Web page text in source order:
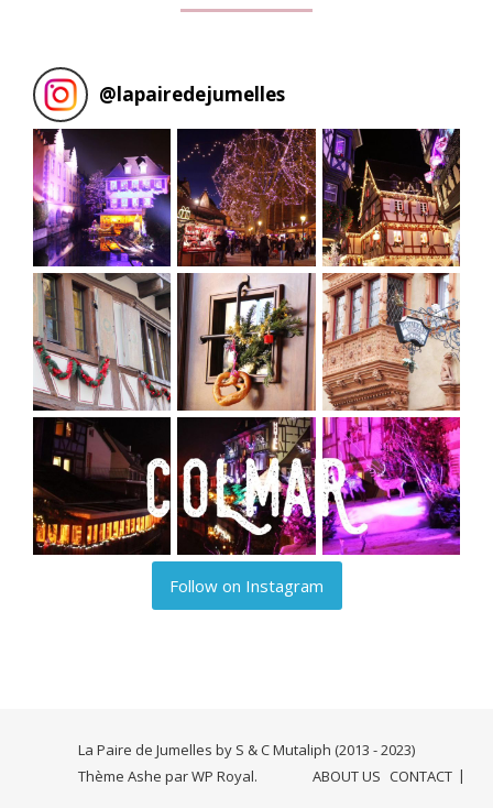
@lapairedejumelles
Follow on Instagram
La Paire de Jumelles by S & C Mutaliph (2013 - 2023)
ABOUT US CONTACT
Thème Ashe parWP Royal.